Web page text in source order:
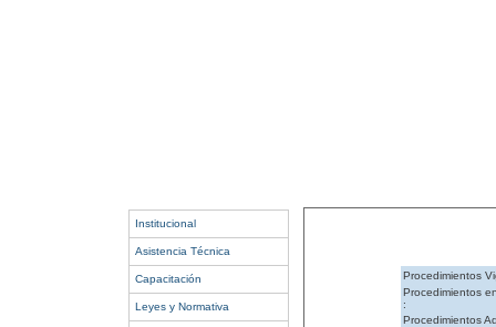
Institucional
Asistencia Técnica
Capacitación
Leyes y Normativa
Procedimientos
Procedimientos
:
Procedimientos